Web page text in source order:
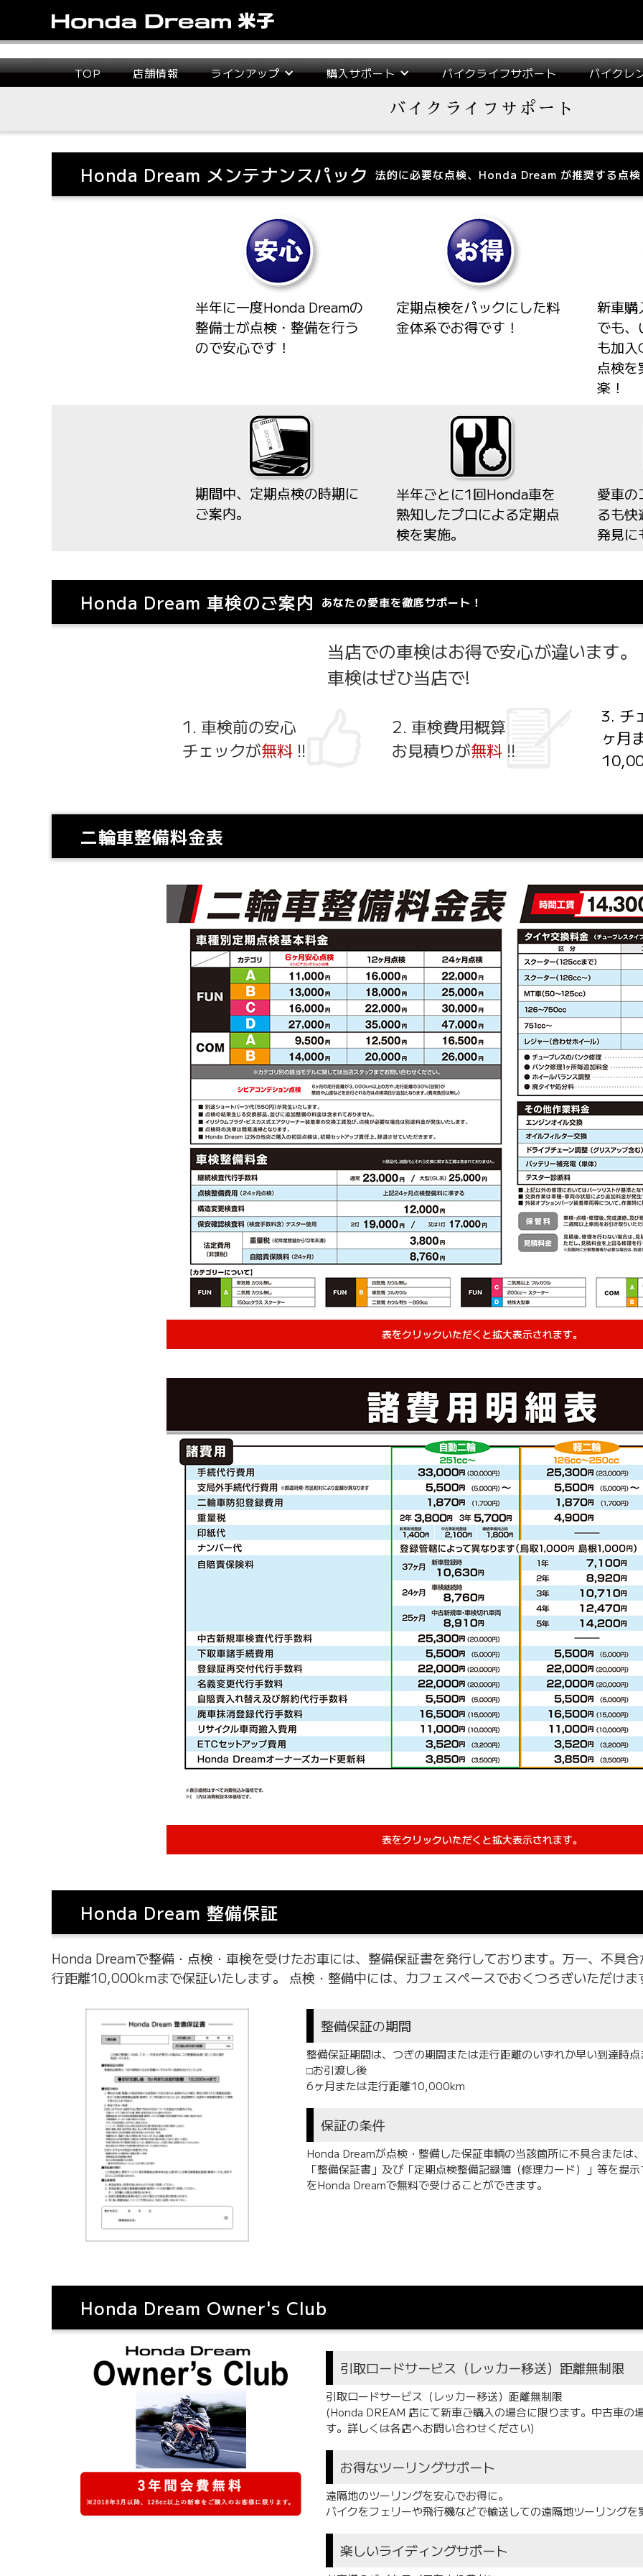
TOP 店舗情報 ラインアップ 購入サポート バイクライフサポート バイクレ
バイクライフサポート
Honda Dream メンテナンスパック 法的に必要な点検、Honda Dream が推奨する点
半年に一度Honda Dreamの
整備士が点検・整備を行う
ので安心です！
定期点検をパックにした料
金体系でお得です！
新車購
でも、
も加入
点検
楽！
期間中、定期点検の時期に
ご案内。
半年ごとに1回Honda車を
熟知したプロによる定期点
検を実施。
愛車の
るも
発見に
Honda Dream 車検のご案内 あなたの愛車を徹底サポート！
当店での車検はお得で安心が違います。
車検はぜひ当店で!
1. 車検前の安心
チェックが無料 !!
2. 車検費用概算
お見積りが無料 !!
3. チ
ヶ月
二輪車整備料金表
表をクリックいただくと拡大表示されます。
表をクリックいただくと拡大表示されます。
Honda Dream 整備保証
Honda Dreamで整備・点検・車検を受けたお車には、整備保証書を発行しております。万一、不具
行距離10,000kmまで保証いたします。 点検・整備中には、カフェスペースでおくつろぎいただけま
整備保証の期間
整備保証期間は、つぎの期間または走行距離のいずれか早い到達時
□お引渡し後
6ヶ月または走行距離10,000km
保証の条件
Honda Dreamが点検・整備した保証車輌の当該箇所に不具合または
「整備保証書」及び「定期点検整備記録簿（修理カード）」等を提
をHonda Dreamで無料で受けることができます。
Honda Dream Owner's Club
引取ロードサービス（レッカー移送）距離無制限
引取ロードサービス（レッカー移送）距離無制限
(Honda DREAM 店にて新車ご購入の場合に限ります。中古車
す。詳しくは各店へお問い合わせください)
お得なツーリングサポート
遠隔地のツーリングを安心でお得に。
バイクをフェリーや飛行機などで輸送しての遠隔地ツーリング
楽しいライディングサポート